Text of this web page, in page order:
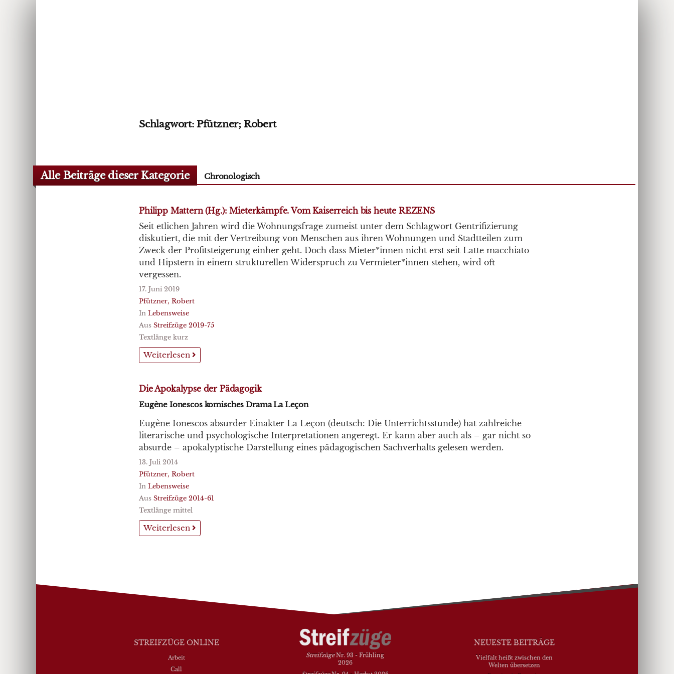
Schlagwort: Pfützner; Robert
Alle Beiträge dieser Kategorie Chronologisch
Philipp Mattern (Hg.): Mieterkämpfe. Vom Kaiserreich bis heute REZENS
Seit etlichen Jahren wird die Wohnungsfrage zumeist unter dem Schlagwort Gentrifizierung
diskutiert, die mit der Vertreibung von Menschen aus ihren Wohnungen und Stadtteilen zum
Zweck der Profitsteigerung einher geht. Doch dass Mieter*innen nicht erst seit Latte macchiato
und Hipstern in einem strukturellen Widerspruch zu Vermieter*innen stehen, wird oft
vergessen.
17. Juni 2019
Pfützner, Robert
In Lebensweise
Aus Streifzüge 2019-75
Textlänge kurz
Weiterlesen
Die Apokalypse der Pädagogik
Eugène Ionescos komisches Drama La Leçon
Eugène Ionescos absurder Einakter La Leçon (deutsch: Die Unterrichtsstunde) hat zahlreiche
literarische und psychologische Interpretationen angeregt. Er kann aber auch als – gar nicht so
absurde – apokalyptische Darstellung eines pädagogischen Sachverhalts gelesen werden.
13. Juli 2014
Pfützner, Robert
In Lebensweise
Aus Streifzüge 2014-61
Textlänge mittel
Weiterlesen
STREIFZÜGE ONLINE
Arbeit
Call
StreifzügeNr. 93 - Frühling
2026
NEUESTE BEITRÄGE
Vielfalt heißt zwischen den
Welten übersetzen